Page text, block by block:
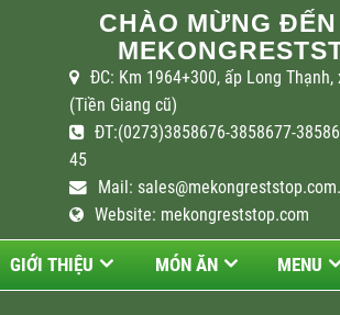
CHÀO MỪNG
ĐC: Km 1964+300, ấp Long
(Tiền Giang cũ)
ĐT:(0273)3858676-3858677-
45
Mail:
Website: mekongreststop.com
GIỚI THIỆU MÓN ĂN MENU